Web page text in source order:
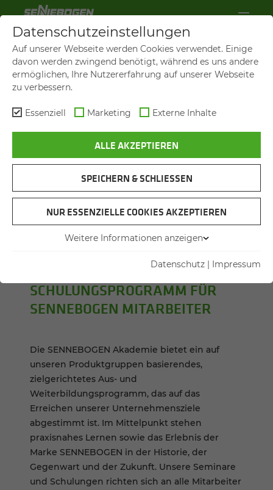
TRAININGS FÜR
MITAR­BEI­TER
SCHU­LUNGS­PRO­GRAMM FÜR
SENNEBOGEN MITAR­BEI­TER
Die SENNEBOGEN Akademie bietet ein auf
unseren Produktgruppen basierendes,
zielgerichtetes Aus- und
Weiterbildungsprogramm, das auf das
Erreichen unserer Unternehmensziele
abgestimmt ist. Im Mittelpunkt stehen
praxisnahes Lernen sowie das Erlebnis der
Marke SENNEBOGEN in der Historie, der
Gegenwart und der Zukunft. Unsere Seminare
und Schulungen richten sich an alle Mitarbeiter
Datenschutzeinstellungen
Auf unserer Webseite werden Cookies verwendet. Einige
davon werden zwingend benötigt, während es uns andere
ermöglichen, Ihre Nutzererfahrung auf unserer Webseite
zu verbessern.
Essenziell Marketing Externe Inhalte
ALLE AKZEPTIEREN
SPEICHERN & SCHLIESSEN
NUR ESSENZIELLE COOKIES AKZEPTIEREN
Weitere Informationen anzeigen
Datenschutz | Impressum